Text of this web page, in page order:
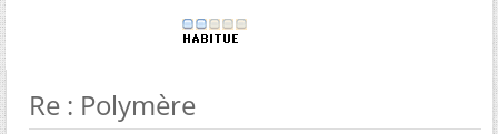
Re : Polymère